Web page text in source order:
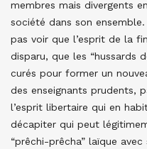
membres mais divergents
société dans son
pas voir que l’esprit de la
disparu, que les “hussards
curés pour former un
des enseignants prudents,
l’esprit libertaire qui en
décapiter qui peut
“prêchi-prêcha” laïque